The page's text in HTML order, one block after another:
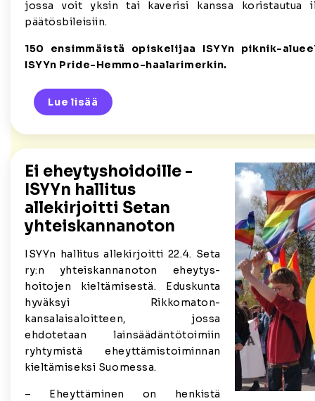
jossa voit yksin tai kaverisi kanssa koristautua
päätösbileisiin.
150 ensimmäistä opiskelijaa ISYYn piknik-
ISYYn Pride-Hemmo-haalarimerkin.
Lue lisää
Ei eheytyshoidoille -
ISYYn hallitus
allekirjoitti Setan
yhteiskannanoton
ISYYn hallitus allekirjoitti 22.4. Seta
ry:n yhteiskannanoton eheytys-
hoitojen kieltämisestä. Eduskunta
hyväksyi Rikkomaton-
kansalaisaloitteen, jossa
ehdotetaan lainsäädäntötoimiin
ryhtymistä eheyttämistoiminnan
kieltämiseksi Suomessa.
– Eheyttäminen on henkistä